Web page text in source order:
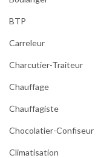
BTP
Carreleur
Charcutier-Traiteur
Chauffage
Chauffagiste
Chocolatier-Confiseur
Climatisation